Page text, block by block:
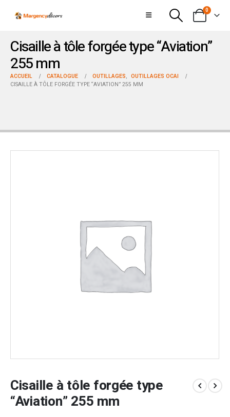
0
Cisaille à tôle forgée type “Aviation”
255 mm
ACCUEIL CATALOGUE OUTILLAGES, OUTILLAGES OCAI
CISAILLE À TÔLE FORGÉE TYPE “AVIATION” 255 MM
Cisaille à tôle forgée type
“Aviation” 255 mm